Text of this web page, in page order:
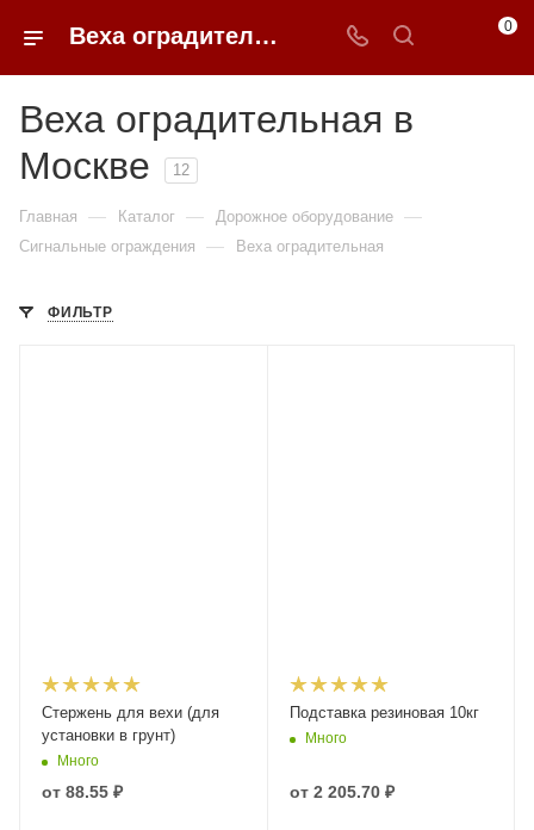
Веха оградительная в Москве купить по доступным ценам с доставкой от 0ФФЕР.ру 0
Веха оградительная в
Москве
12
Главная — Каталог — Дорожное оборудование —
Сигнальные ограждения — Веха оградительная
ФИЛЬТР
Стержень для вехи (для
установки в грунт)
Много
от 88.55 ₽
Подставка резиновая 10кг
Много
от 2 205.70 ₽